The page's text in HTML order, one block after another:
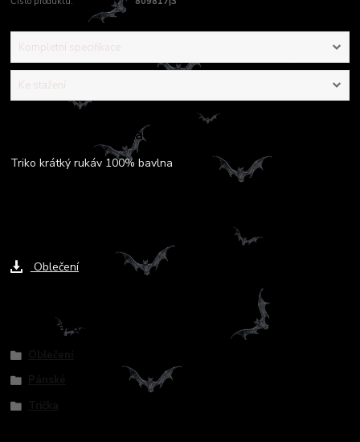
Kompletní specifikace
Ke stažení
Kompletní specifikace
Triko krátký rukáv 100% bavlna
Oblečení
Zboží zařazeno v kategoriích